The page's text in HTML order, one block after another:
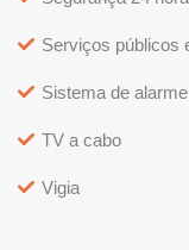
Serviços públicos
Sistema de alarme
TV a cabo
Vigia